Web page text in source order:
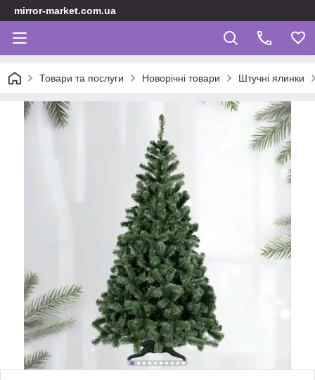
mirror-market.com.ua
Товари та послуги Новорічні товари Штучні ялинки